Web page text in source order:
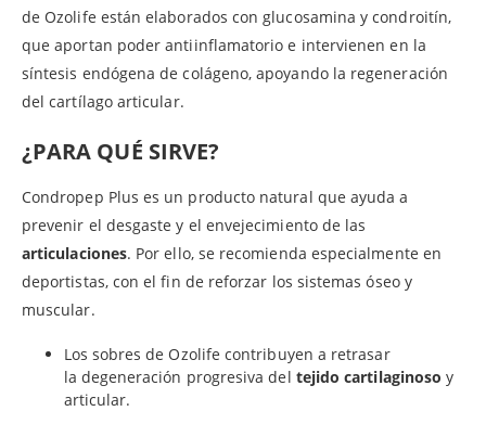
de Ozolife están elaborados con glucosamina y condroitín,
que aportan poder antiinflamatorio e intervienen en la
síntesis endógena de colágeno, apoyando la regeneración
del cartílago articular.
¿PARA QUÉ SIRVE?
Condropep Plus es un producto natural que ayuda a
prevenir el desgaste y el envejecimiento de las
articulaciones. Por ello, se recomienda especialmente en
deportistas, con el fin de reforzar los sistemas óseo y
muscular.
Los sobres de Ozolife contribuyen a retrasar
la degeneración progresiva del tejido cartilaginoso y
articular.